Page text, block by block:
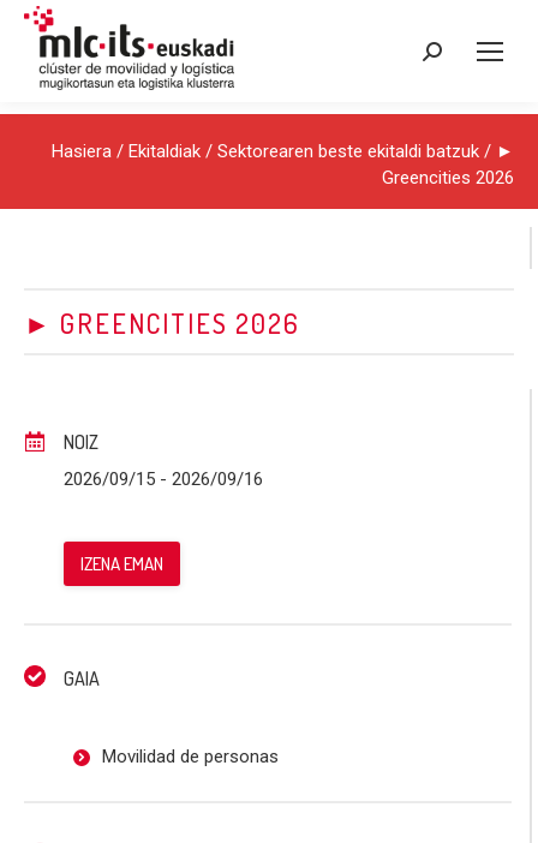
Search:
Hasiera / Ekitaldiak / Sektorearen beste ekitaldi batzuk / ►
Greencities 2026
► GREENCITIES 2026
NOIZ
2026/09/15 - 2026/09/16
IZENA EMAN
GAIA
Movilidad de personas